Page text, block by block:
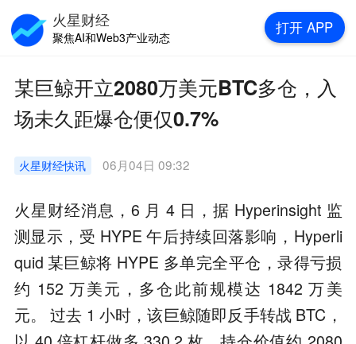
某巨鲸开立2080万美元BTC多仓，入
场未久距爆仓便仅0.7%
火星财经快讯 06月04日 09:32
火星财经消息，6 月 4 日，据 Hyperinsight 监
测显示，受 HYPE 午后持续回落影响，Hyperli
quid 某巨鲸将 HYPE 多单完全平仓，录得亏损
约 152 万美元，多仓此前规模达 1842 万美
元。 过去 1 小时，该巨鲸随即反手转战 BTC，
火星财经
聚焦AI和Web3产业动态
打开 APP